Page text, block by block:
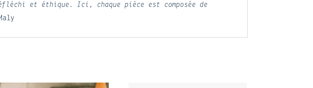
et éthique. Ici, chaque pièce est composée de